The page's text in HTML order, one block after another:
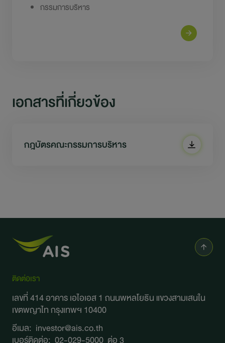
กรรมการบริหาร
เอกสารที่เกี่ยวข้อง
กฎบัตรคณะกรรมการบริหาร
ติดต่อเรา
เลขที่ 414 อาคาร เอไอเอส 1 ถนนพหลโยธิน แขวงสามเสนใน
เขตพญาไท กรุงเทพฯ 10400
อีเมล: investor@ais.co.th
เบอร์ติดต่อ: 02-029-5000 ต่อ 3